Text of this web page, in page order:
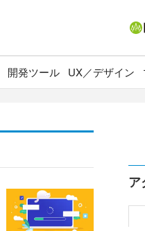
開発ツール UX／デザイン
ア